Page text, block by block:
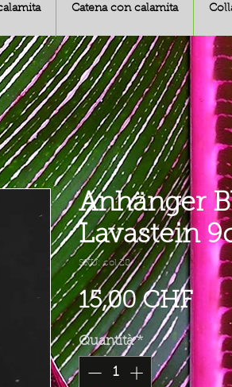
Catena con calamita
Anhänger
Lavastein
SKU: col 28
15,00 CHF
Quantità *